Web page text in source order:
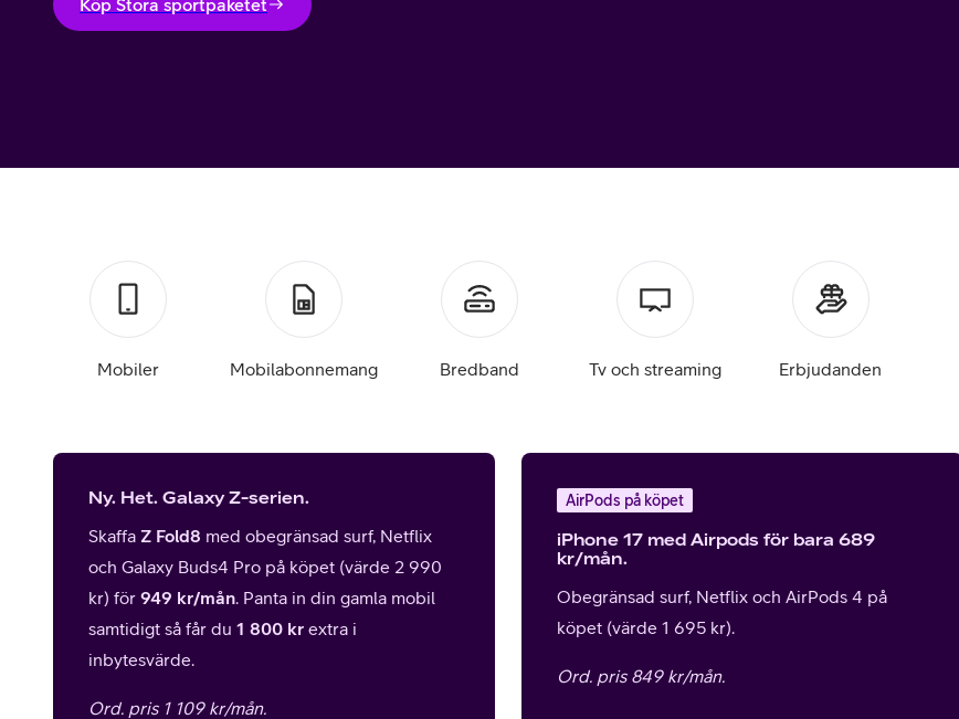
Apple Watch
Samsung Galaxy Watch
4G/5G Surfplattor
Wifi Surfplattor
Mobiler Mobilabonnemang Bredband Tv och streaming Erbjudanden
Ny. Het. Galaxy Z-serien.
Skaffa Z Fold8 med obegränsad surf, Netflix
och Galaxy Buds4 Pro på köpet (värde 2 990
kr) för 949 kr/mån. Panta in din gamla mobil
samtidigt så får du 1 800 kr extra i
inbytesvärde.
Ord. pris 1 109 kr/mån.
AirPods på köpet
iPhone 17 med Airpods för bara 689
kr/mån.
Obegränsad surf, Netflix och AirPods 4 på
köpet (värde 1 695 kr).
Ord. pris 849 kr/mån.